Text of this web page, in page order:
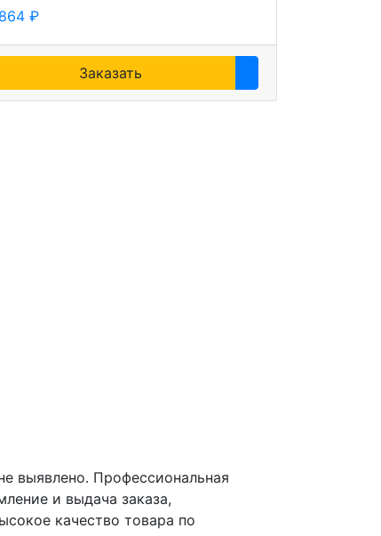
₽
Заказать
выявлено. Профессиональная
и выдача заказа,
качество товара по